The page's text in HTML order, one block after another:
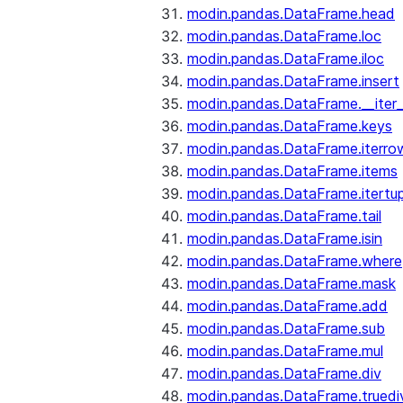
modin.pandas.DataFrame.head
modin.pandas.DataFrame.loc
modin.pandas.DataFrame.iloc
modin.pandas.DataFrame.insert
modin.pandas.DataFrame.__iter__
modin.pandas.DataFrame.keys
modin.pandas.DataFrame.items
modin.pandas.DataFrame.tail
modin.pandas.DataFrame.isin
modin.pandas.DataFrame.where
modin.pandas.DataFrame.mask
modin.pandas.DataFrame.add
modin.pandas.DataFrame.sub
modin.pandas.DataFrame.mul
modin.pandas.DataFrame.div